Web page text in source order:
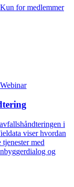
Kun for medlemmer
Webinar
i
viser hvordan
med
og